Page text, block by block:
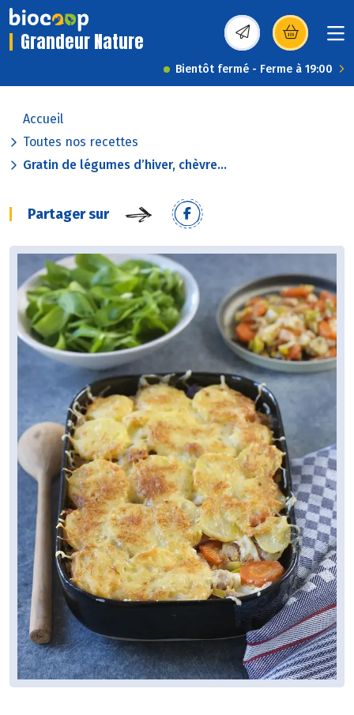
Grandeur Nature (s’ouvre dans une
Bientôt fermé - Ferme à 19:00
Accueil
Toutes nos recettes
Gratin de légumes d’hiver, chèvre...
Partager sur